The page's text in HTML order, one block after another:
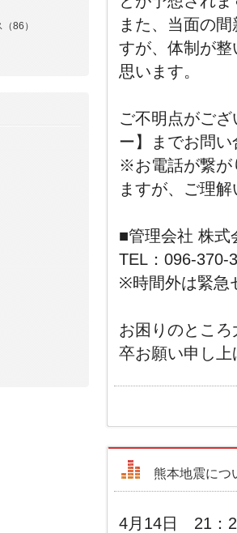
86）
また、当面の
すが、体制が
思います。
ご不明点がご
ー】までお問
※お電話が繋が
ますが、ご理
■管理会社 株式
TEL：096-370-
※時間外は緊急
お困りのとこ
卒お願い申し上
熊本地震につ
4月14日 21：